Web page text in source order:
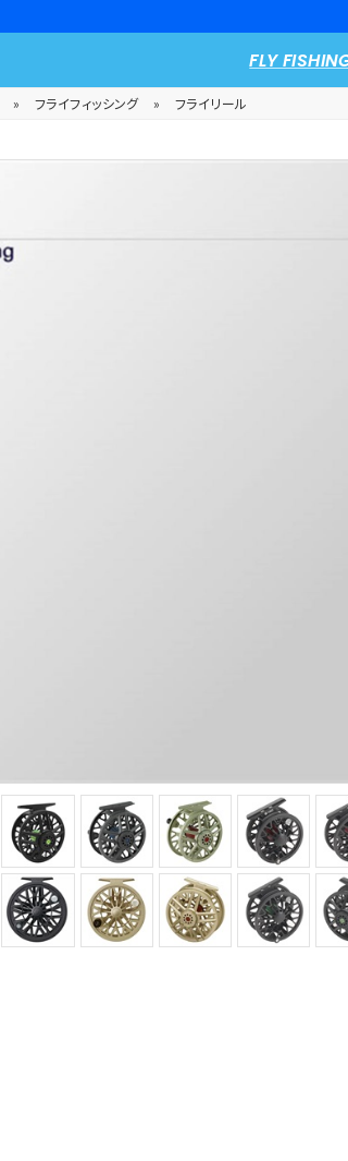
FLY
» フライフィッシング » フライリール